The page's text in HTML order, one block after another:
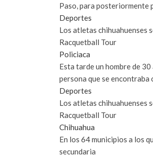
Paso, para
Deportes
Los atletas chihuahuenses
Racquetball Tour
Policiaca
Esta tarde un hombre de
persona que se encontraba
Deportes
Los atletas chihuahuenses
Racquetball Tour
Chihuahua
En los 64 municipios a los
secundaria